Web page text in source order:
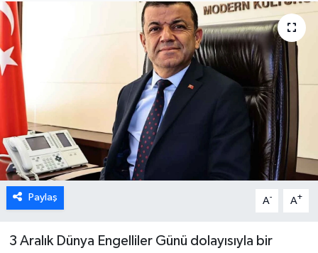
Paylaş A- A+
3 Aralık Dünya Engelliler Günü dolayısıyla bir